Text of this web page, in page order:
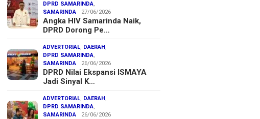
DPRD SAMARINDA,
SAMARINDA
27/06/2026
Angka HIV Samarinda Naik,
DPRD Dorong Pe…
ADVERTORIAL, DAERAH ,
DPRD SAMARINDA,
SAMARINDA
26/06/2026
DPRD Nilai Ekspansi ISMAYA
Jadi Sinyal K…
ADVERTORIAL, DAERAH ,
DPRD SAMARINDA,
SAMARINDA
26/06/2026